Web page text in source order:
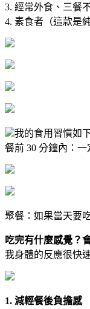
3. 經常外食、三餐
4. 素食者（這款是
我的食用習慣如
餐前 30 分鐘內：
聚餐：如果當天要
吃完有什麼感覺？
我身體的反應很快
1. 減輕餐後負擔感